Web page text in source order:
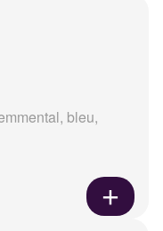
bleu,